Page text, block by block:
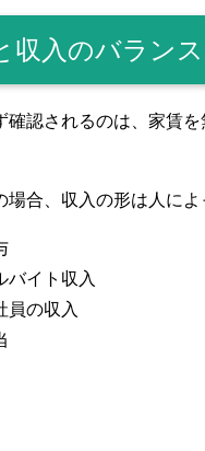
収入のバランス
確認されるのは、家賃
場合、収入の形は人によ
バイト収入
員の収入